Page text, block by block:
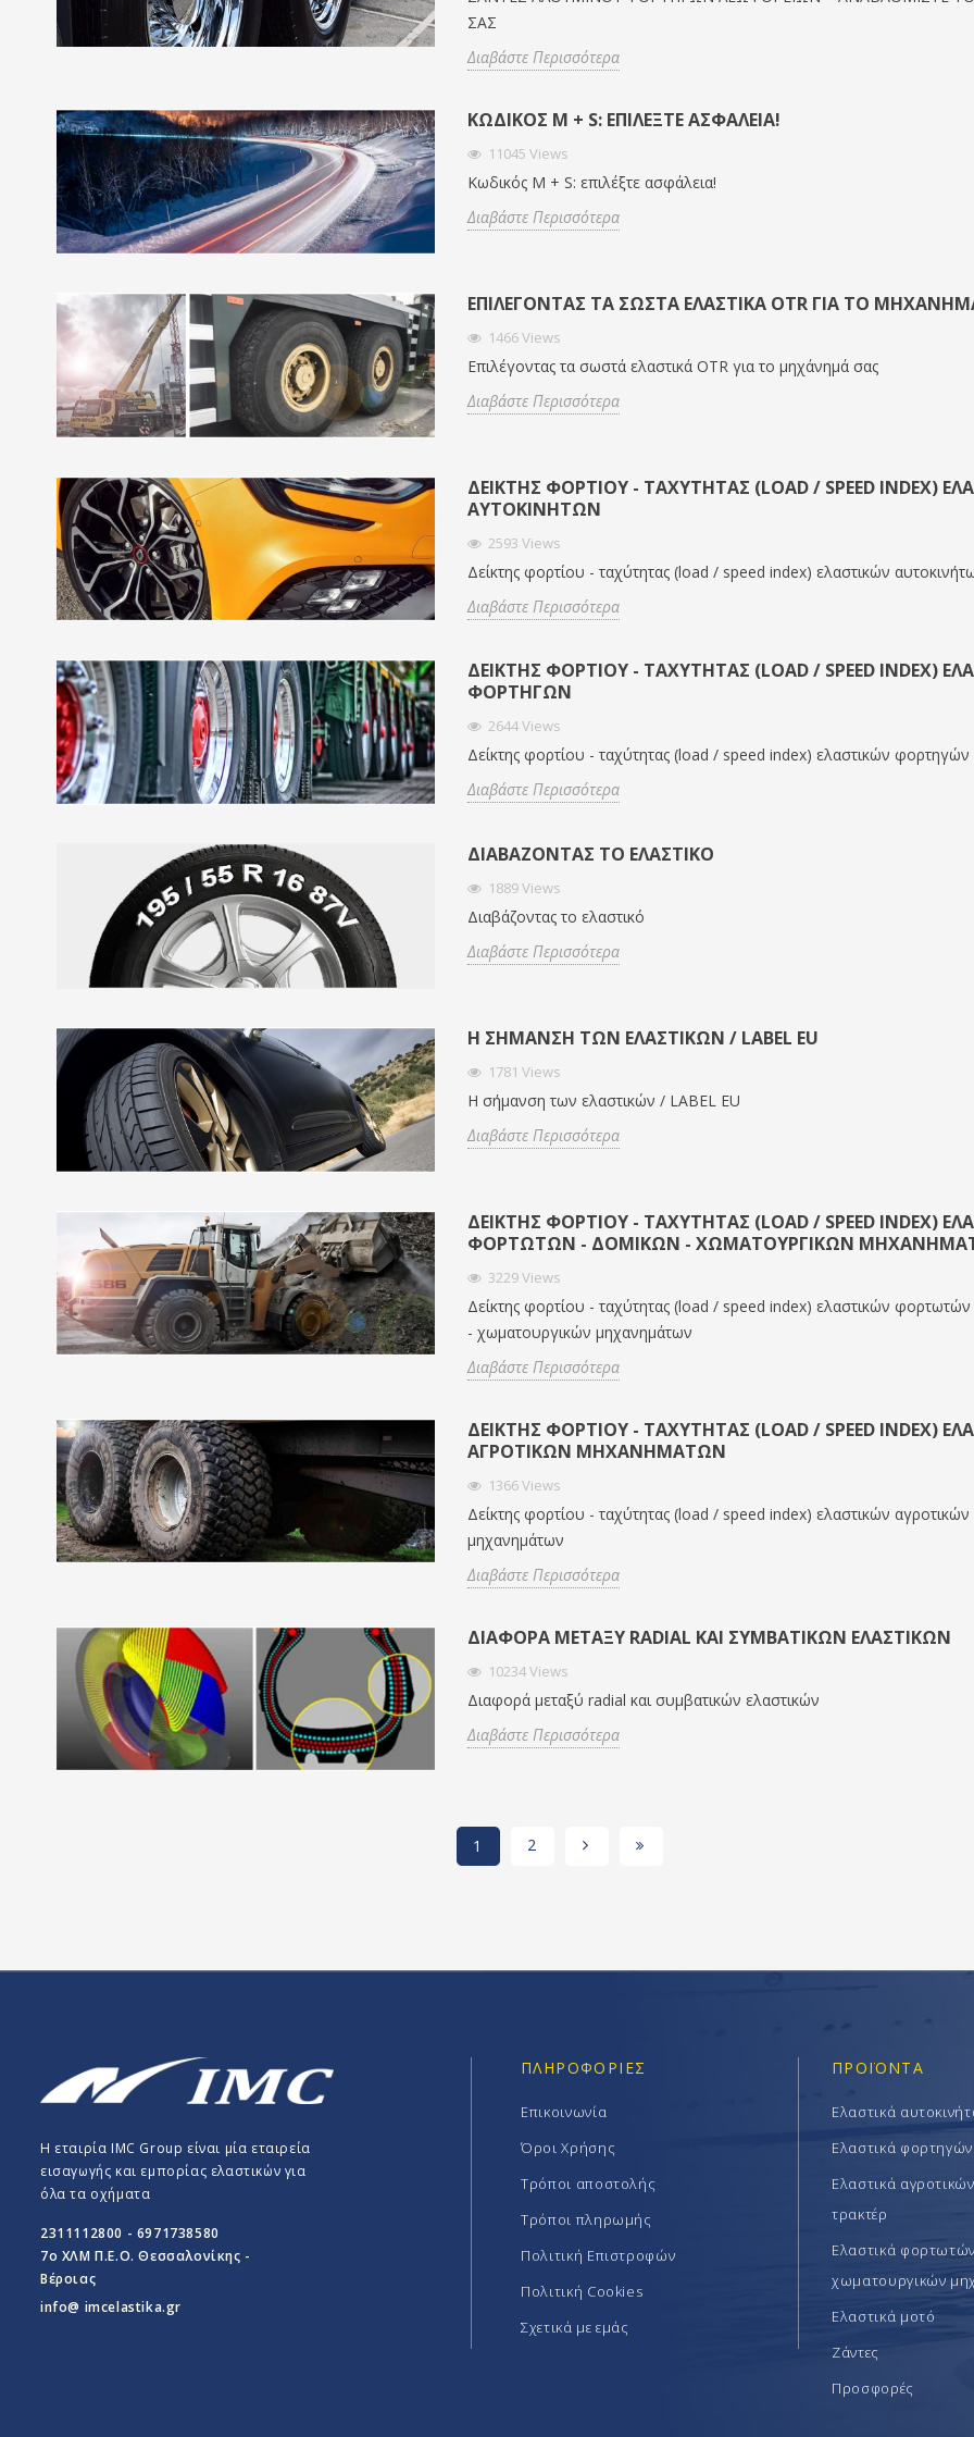
ΣΑΣ
Διαβάστε Περισσότερα
ΚΩΔΙΚΌΣ M + S: ΕΠΙΛΈΞΤΕ ΑΣΦΆΛΕΙΑ!
11045 Views
Κωδικός M + S: επιλέξτε ασφάλεια!
Διαβάστε Περισσότερα
ΕΠΙΛΈΓΟΝΤΑΣ ΤΑ ΣΩΣΤΆ ΕΛΑΣΤΙΚΆ OTR ΓΙΑ ΤΟ
1466Views
Επιλέγοντας τα σωστά ελαστικά OTR για το μηχάνημά σας
Διαβάστε Περισσότερα
ΔΕΊΚΤΗΣ ΦΟΡΤΊΟΥ - ΤΑΧΎΤΗΤΑΣ (LOAD / SPEED INDEX)
ΑΥΤΟΚΙΝΉΤΩΝ
2593 Views
Δείκτης φορτίου - ταχύτητας (load / speed index) ελαστικών
Διαβάστε Περισσότερα
ΔΕΊΚΤΗΣ ΦΟΡΤΊΟΥ - ΤΑΧΎΤΗΤΑΣ (LOAD / SPEED INDEX)
ΦΟΡΤΗΓΏΝ
2644Views
Δείκτης φορτίου - ταχύτητας (load / speed index) ελαστικών φορτηγών
Διαβάστε Περισσότερα
ΔΙΑΒΆΖΟΝΤΑΣ ΤΟ ΕΛΑΣΤΙΚΌ
1889Views
Διαβάζοντας το ελαστικό
Διαβάστε Περισσότερα
Η ΣΉΜΑΝΣΗ ΤΩΝ ΕΛΑΣΤΙΚΏΝ / LABEL EU
1781 Views
Η σήμανση των ελαστικών / LABEL EU
Διαβάστε Περισσότερα
ΔΕΊΚΤΗΣ ΦΟΡΤΊΟΥ - ΤΑΧΎΤΗΤΑΣ (LOAD / SPEED INDEX)
ΦΟΡΤΩΤΏΝ - ΔΟΜΙΚΏΝ - ΧΩΜΑΤΟΥΡΓΙΚΏΝ
3229Views
Δείκτης φορτίου - ταχύτητας (load / speed index) ελαστικών
- χωματουργικών μηχανημάτων
Διαβάστε Περισσότερα
ΔΕΊΚΤΗΣ ΦΟΡΤΊΟΥ - ΤΑΧΎΤΗΤΑΣ (LOAD / SPEED INDEX)
ΑΓΡΟΤΙΚΏΝ ΜΗΧΑΝΗΜΆΤΩΝ
1366Views
Δείκτης φορτίου - ταχύτητας (load / speed index) ελαστικών αγροτικών
μηχανημάτων
Διαβάστε Περισσότερα
ΔΙΑΦΟΡΆ ΜΕΤΑΞΎ RADIAL ΚΑΙ ΣΥΜΒΑΤΙΚΏΝ ΕΛΑΣΤΙΚΏΝ
10234Views
Διαφορά μεταξύ radial και συμβατικών ελαστικών
Διαβάστε Περισσότερα
1 2
Η εταιρία IMC Group είναι μία εταιρεία
εισαγωγής και εμπορίας ελαστικών για
όλα τα οχήματα
2311112800 - 6971738580
7o ΧΛΜ Π.E.O. Θεσσαλονίκης -
Βέροιας
info@ imcelastika.gr
ΠΛΗΡΟΦΟΡΊΕΣ
Επικοινωνία
Όροι Χρήσης
Τρόποι αποστολής
Τρόποι πληρωμής
Πολιτική Επιστροφών
Πολιτική Cookies
Σχετικά με εμάς
ΠΡΟΪΟΝΤΑ
Ελαστικά
Ελαστικά
Ελαστικά
τρακτέρ
Ελαστικά
χωματουργικών
Ελαστικά μοτό
Ζάντες
Προσφορές